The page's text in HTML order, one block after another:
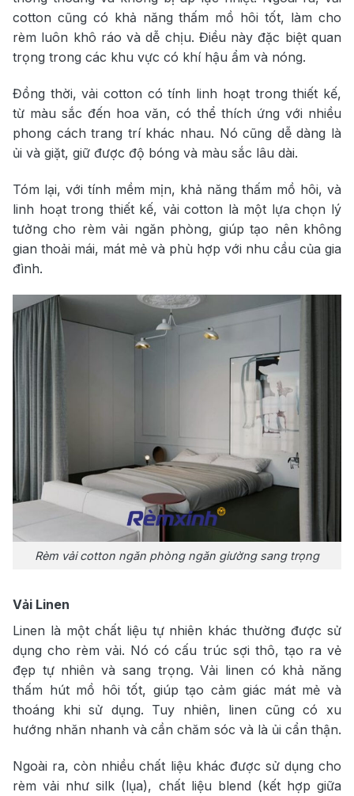
cotton cũng có khả năng thấm mồ hôi tốt, làm cho
rèm luôn khô ráo và dễ chịu. Điều này đặc biệt quan
trọng trong các khu vực có khí hậu ẩm và nóng.
Đồng thời, vải cotton có tính linh hoạt trong thiết kế,
từ màu sắc đến hoa văn, có thể thích ứng với nhiều
phong cách trang trí khác nhau. Nó cũng dễ dàng là
ủi và giặt, giữ được độ bóng và màu sắc lâu dài.
Tóm lại, với tính mềm mịn, khả năng thấm mồ hôi, và
linh hoạt trong thiết kế, vải cotton là một lựa chọn lý
tưởng cho rèm vải ngăn phòng, giúp tạo nên không
gian thoải mái, mát mẻ và phù hợp với nhu cầu của gia
đình.
Rèm vải cotton ngăn phòng ngăn giường sang trọng
Vải Linen
Linen là một chất liệu tự nhiên khác thường được sử
dụng cho rèm vải. Nó có cấu trúc sợi thô, tạo ra vẻ
đẹp tự nhiên và sang trọng. Vải linen có khả năng
thấm hút mồ hôi tốt, giúp tạo cảm giác mát mẻ và
thoáng khi sử dụng. Tuy nhiên, linen cũng có xu
hướng nhăn nhanh và cần chăm sóc và là ủi cẩn thận.
Ngoài ra, còn nhiều chất liệu khác được sử dụng cho
rèm vải như silk (lụa), chất liệu blend (kết hợp giữa